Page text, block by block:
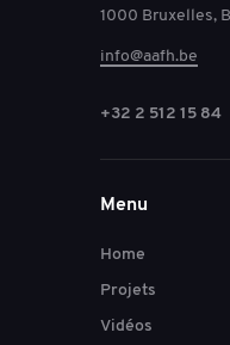
1000 Bruxelles,
info@aafh.be
+32 2 512 15 84
Menu
Home
Projets
Vidéos